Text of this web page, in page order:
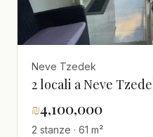
Neve Tzedek
2 locali a Neve
₪4,100,000
2 stanze · 61 m²